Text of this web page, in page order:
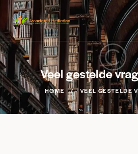
Veel gestelde
HOME VEEL GESTELDE